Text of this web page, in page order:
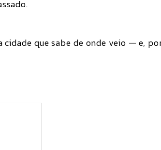
que sabe de onde veio — e,